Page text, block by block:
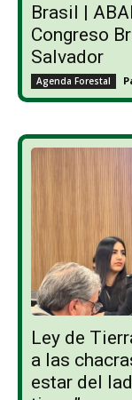
Brasil |
Congreso
Salvador
Agenda Forestal
Ley de
a las
estar del